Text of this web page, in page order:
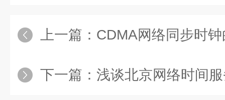
上一篇： CDMA网络同步时
下一篇： 浅谈北京网络时间